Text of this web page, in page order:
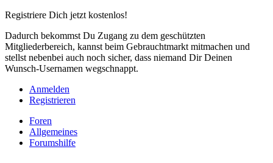
Registriere Dich jetzt kostenlos!
Dadurch bekommst Du Zugang zu dem geschützten
Mitgliederbereich, kannst beim Gebrauchtmarkt mitmachen und
stellst nebenbei auch noch sicher, dass niemand Dir Deinen
Wunsch-Usernamen wegschnappt.
Anmelden
Registrieren
Foren
Allgemeines
Forumshilfe